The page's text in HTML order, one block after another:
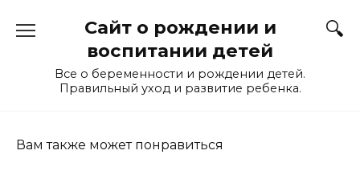
Сайт о рождении и
воспитании детей
Все о беременности и рождении детей.
Правильный уход и развитие ребенка.
Вам также может понравиться